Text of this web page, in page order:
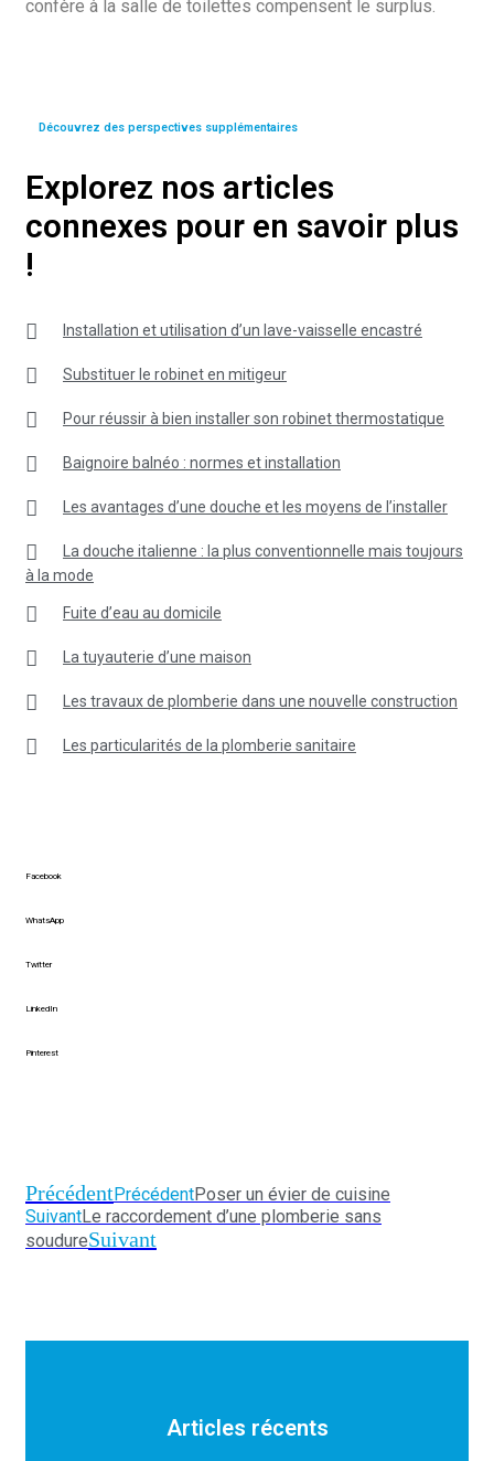
confère à la salle de toilettes compensent le surplus.
Découvrez des perspectives supplémentaires
Explorez nos articles
connexes pour en savoir plus
!
Installation et utilisation d’un lave-vaisselle encastré
Substituer le robinet en mitigeur
Pour réussir à bien installer son robinet thermostatique
Baignoire balnéo : normes et installation
Les avantages d’une douche et les moyens de l’installer
La douche italienne : la plus conventionnelle mais toujours
à la mode
Fuite d’eau au domicile
La tuyauterie d’une maison
Les travaux de plomberie dans une nouvelle construction
Les particularités de la plomberie sanitaire
Facebook
WhatsApp
Twitter
LinkedIn
Pinterest
PrécédentPrécédentPoser un évier de cuisine
SuivantLe raccordement d’une plomberie sans
soudureSuivant
Articles récents